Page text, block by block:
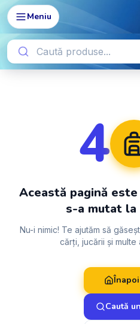
Meniu
4
Această pagină
s-a mutat la
Nu-i nimic! Te ajutăm să
cărți, jucării și multe
Caută